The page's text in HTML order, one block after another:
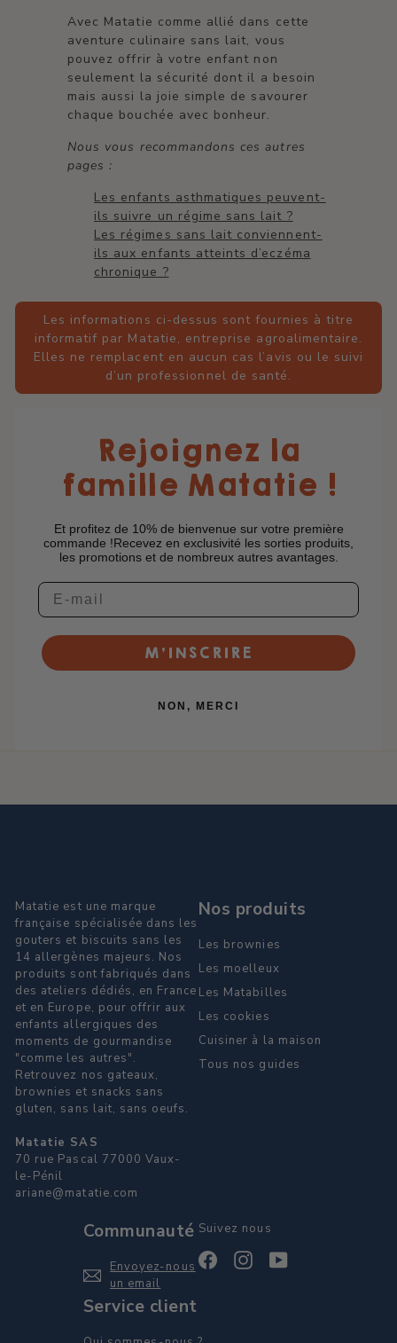
Avec Matatie comme allié dans cette
aventure culinaire sans lait, vous
pouvez offrir à votre enfant non
seulement la sécurité dont il a besoin
mais aussi la joie simple de savourer
chaque bouchée avec bonheur.
Nous vous recommandons ces autres
pages :
Les enfants asthmatiques peuvent-
ils suivre un régime sans lait ?
Les régimes sans lait conviennent-
ils aux enfants atteints d’eczéma
chronique ?
Les informations ci-dessus sont fournies à titre
informatif par Matatie, entreprise agroalimentaire.
Elles ne remplacent en aucun cas l’avis ou le suivi
d’un professionnel de santé.
Rejoignez la
famille Matatie !
Et profitez de 10% de bienvenue sur votre première
commande !Recevez en exclusivité les sorties produits,
les promotions et de nombreux autres avantages.
M’INSCRIRE
NON, MERCI
Matatie est une marque
française spécialisée dans les
gouters et biscuits sans les
14 allergènes majeurs. Nos
produits sont fabriqués dans
des ateliers dédiés, en France
et en Europe, pour offrir aux
enfants allergiques des
moments de gourmandise
"comme les autres".
Retrouvez nos gateaux,
brownies et snacks sans
gluten, sans lait, sans oeufs.
Matatie SAS
70 rue Pascal 77000 Vaux-
le-Pénil
ariane@matatie.com
Nos produits
Les brownies
Les moelleux
Les Matabilles
Les cookies
Cuisiner à la maison
Tous nos guides
Communauté
Envoyez-nous
un email
Suivez nous
FacebookInstagram
Service client